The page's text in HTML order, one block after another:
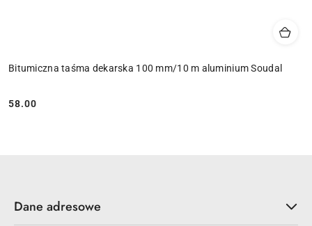
Bitumiczna taśma dekarska 100 mm/10 m aluminium Soudal
Cena:
58.00
Dane adresowe